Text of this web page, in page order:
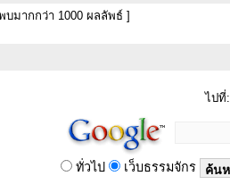
บมากกว่า 1000 ผลลัพธ์ ]
ไปที่:
ทั่วไป เว็บธรรมจักร